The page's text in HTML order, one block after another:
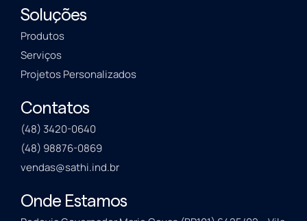
Soluções
Produtos
Serviços
Projetos Personalizados
Contatos
(48) 3420-0640
(48) 98876-0869
vendas@sathi.ind.br
Onde Estamos